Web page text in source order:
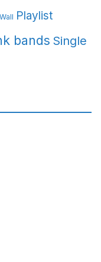
Playlist
bands Single